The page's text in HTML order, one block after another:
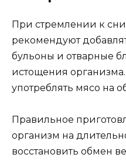
При стремлении к
рекомендуют
бульоны и отварные
истощения
употреблять мясо на
Правильное
организм на
восстановить обмен